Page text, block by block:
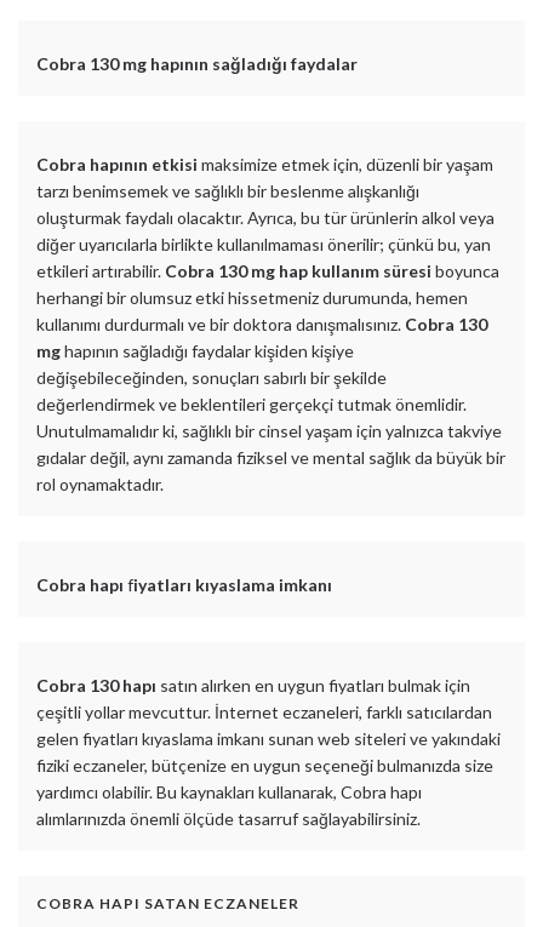
Cobra 130 mg hapının sağladığı faydalar
Cobra hapının etkisi maksimize etmek için, düzenli bir yaşam
tarzı benimsemek ve sağlıklı bir beslenme alışkanlığı
oluşturmak faydalı olacaktır. Ayrıca, bu tür ürünlerin alkol veya
diğer uyarıcılarla birlikte kullanılmaması önerilir; çünkü bu, yan
etkileri artırabilir. Cobra 130 mg hap kullanım süresi boyunca
herhangi bir olumsuz etki hissetmeniz durumunda, hemen
kullanımı durdurmalı ve bir doktora danışmalısınız. Cobra 130
mghapının sağladığı faydalar kişiden kişiye
değişebileceğinden, sonuçları sabırlı bir şekilde
değerlendirmek ve beklentileri gerçekçi tutmak önemlidir.
Unutulmamalıdır ki, sağlıklı bir cinsel yaşam için yalnızca takviye
gıdalar değil, aynı zamanda fiziksel ve mental sağlık da büyük bir
rol oynamaktadır.
Cobra hapı fiyatları kıyaslama imkanı
Cobra 130 hapı satın alırken en uygun fiyatları bulmak için
çeşitli yollar mevcuttur. İnternet eczaneleri, farklı satıcılardan
gelen fiyatları kıyaslama imkanı sunan web siteleri ve yakındaki
fiziki eczaneler, bütçenize en uygun seçeneği bulmanızda size
yardımcı olabilir. Bu kaynakları kullanarak, Cobra hapı
alımlarınızda önemli ölçüde tasarruf sağlayabilirsiniz.
COBRA HAPI SATAN ECZANELER